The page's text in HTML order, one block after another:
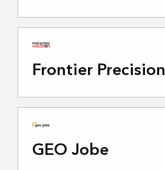
Frontier Precision
GEO Jobe